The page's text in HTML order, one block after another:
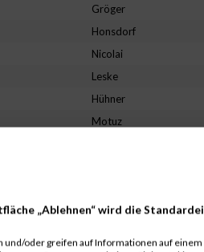
Gröger
Honsdorf
Nicolai
Leske
Hühner
Motuz
Scharrenbach
„Ablehnen“ wird die
oder greifen auf Informationen auf einem